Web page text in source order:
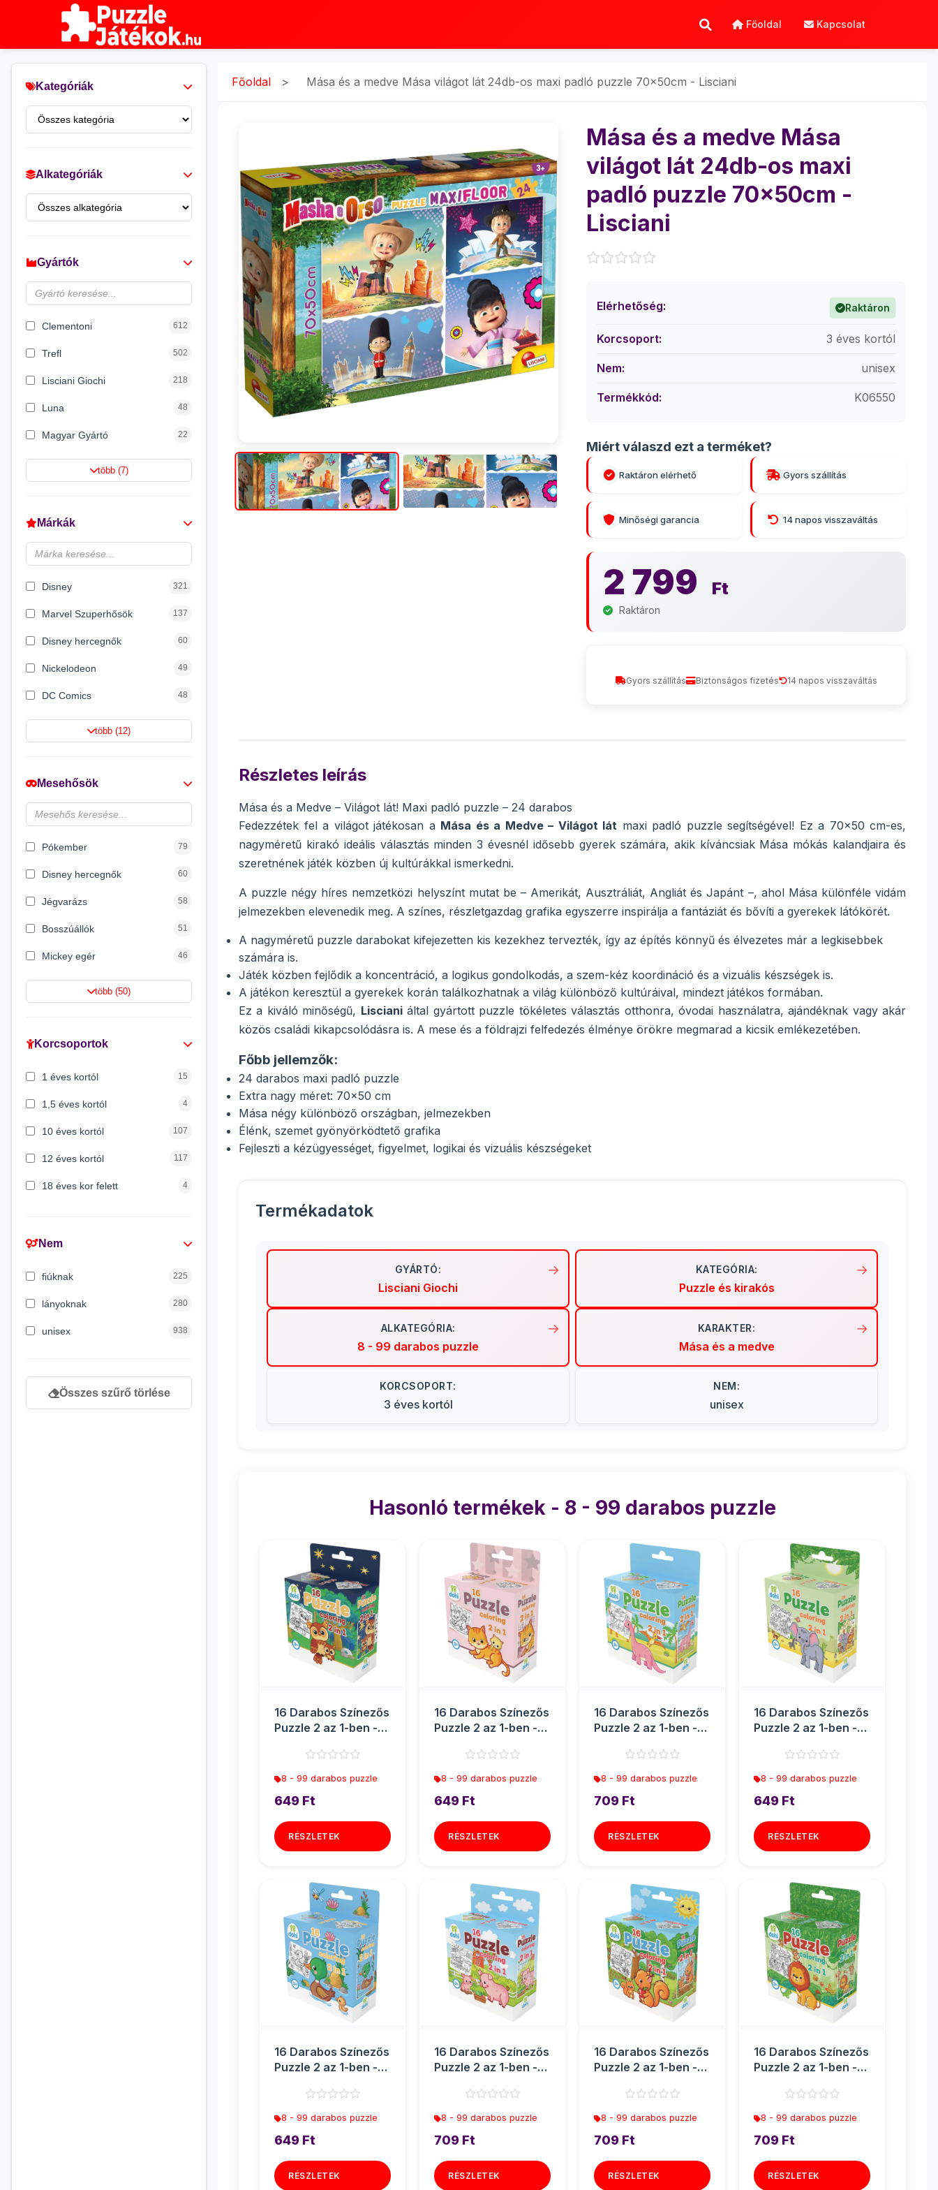
Főoldal Kapcsolat
Kategóriák
Alkategóriák
Gyártók
Clementoni 612
Trefl 502
Lisciani Giochi 218
Luna 48
Magyar Gyártó 22
Spin Master 16
Flair Toys
Zikin 2
több (7)
Márkák
Disney 321
Marvel Szuperhősök 137
Disney hercegnők 60
Nickelodeon 49
DC Comics 48
Netflix 42
Jurassic World
Wizarding World 12
több (12)
Mesehősök
Pókember 79
Disney hercegnők 60
Jégvarázs 58
Bosszúállók 51
Mickey egér 46
Lilo és Stitch 43
Gabi babaháza
több (50)
Korcsoportok
1 éves kortól 15
1,5 éves kortól 4
10 éves kortól 107
12 éves kortól 117
18 éves kor felett 4
3 éves kortól 309
7 éves kortól 67
Nem
fiúknak 225
lányoknak 280
unisex 938
Összes szűrő törlése
Főoldal > Mása és a medve Mása világot lát 24db-os maxi padló puzzle 70x50cm - Lisciani
Mása és a medve Mása
világot lát 24db-os maxi
padló puzzle 70x50cm -
Lisciani
Elérhetőség: Raktáron
Korcsoport: 3 éves kortól
Nem: unisex
Termékkód: K06550
Miért válaszd ezt a terméket?
Raktáron elérhető Gyors szállítás
Minőségi garancia 14 napos visszaváltás
2 799 Ft
Raktáron
Gyors szállítás Biztonságos fizetés 14 napos visszaváltás
Részletes leírás
Mása és a Medve – Világot lát! Maxi padló puzzle – 24 darabos
Fedezzétek fel a világot játékosan a Mása és a Medve – Világot lát maxi padló puzzle segítségével! Ez a 70x50 cm-es,
nagyméretű kirakó ideális választás minden 3 évesnél idősebb gyerek számára, akik kíváncsiak Mása mókás kalandjaira és
szeretnének játék közben új kultúrákkal ismerkedni.
A puzzle négy híres nemzetközi helyszínt mutat be – Amerikát, Ausztráliát, Angliát és Japánt –, ahol Mása különféle vidám
jelmezekben elevenedik meg. A színes, részletgazdag grafika egyszerre inspirálja a fantáziát és bővíti a gyerekek látókörét.
A nagyméretű puzzle darabokat kifejezetten kis kezekhez tervezték, így az építés könnyű és élvezetes már a legkisebbek
számára is.
Játék közben fejlődik a koncentráció, a logikus gondolkodás, a szem-kéz koordináció és a vizuális készségek is.
A játékon keresztül a gyerekek korán találkozhatnak a világ különböző kultúráival, mindezt játékos formában.
Ez a kiváló minőségű, Liscianiáltal gyártott puzzle tökéletes választás otthonra, óvodai használatra, ajándéknak vagy akár
közös családi kikapcsolódásra is. A mese és a földrajzi felfedezés élménye örökre megmarad a kicsik emlékezetében.
Főbb jellemzők:
24 darabos maxi padló puzzle
Extra nagy méret: 70x50 cm
Mása négy különböző országban, jelmezekben
Élénk, szemet gyönyörködtető grafika
Fejleszti a kézügyességet, figyelmet, logikai és vizuális készségeket
Termékadatok
GYÁRTÓ:
Lisciani Giochi
KATEGÓRIA:
Puzzle és kirakós
ALKATEGÓRIA:
8 - 99 darabos puzzle
KARAKTER:
Mása és a medve
KORCSOPORT:
3 éves kortól
NEM:
unisex
Hasonló termékek - 8 - 99 darabos puzzle
16 Darabos Színezős
Puzzle 2 az 1-ben -
8 - 99 darabos puzzle
649 Ft
RÉSZLETEK
16 Darabos Színezős
Puzzle 2 az 1-ben -
8 - 99 darabos puzzle
649 Ft
RÉSZLETEK
16 Darabos Színezős
Puzzle 2 az 1-ben -
8 - 99 darabos puzzle
709 Ft
RÉSZLETEK
16 Darabos Színezős
Puzzle 2 az 1-ben -
8 - 99 darabos puzzle
649 Ft
RÉSZLETEK
16 Darabos Színezős
Puzzle 2 az 1-ben -
8 - 99 darabos puzzle
649 Ft
RÉSZLETEK
16 Darabos Színezős
Puzzle 2 az 1-ben -
8 - 99 darabos puzzle
709 Ft
RÉSZLETEK
16 Darabos Színezős
Puzzle 2 az 1-ben -
8 - 99 darabos puzzle
709 Ft
RÉSZLETEK
16 Darabos Színezős
Puzzle 2 az 1-ben -
8 - 99 darabos puzzle
709 Ft
RÉSZLETEK